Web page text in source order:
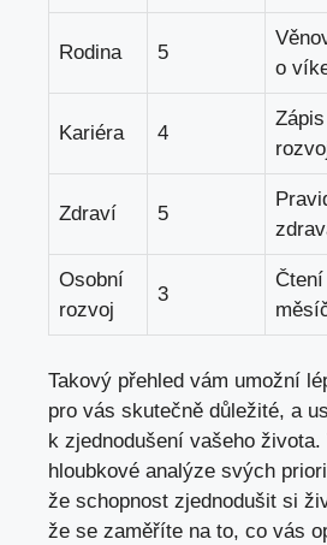
Rodina 5
o
Kariéra 4
Zdraví 5
Osobní
rozvoj
3
Takový přehled vám umožní
pro vás skutečně důležité, a
k zjednodušení vašeho života.
hloubkové analýze svých
že schopnost zjednodušit si
že se zaměříte na to, co vás